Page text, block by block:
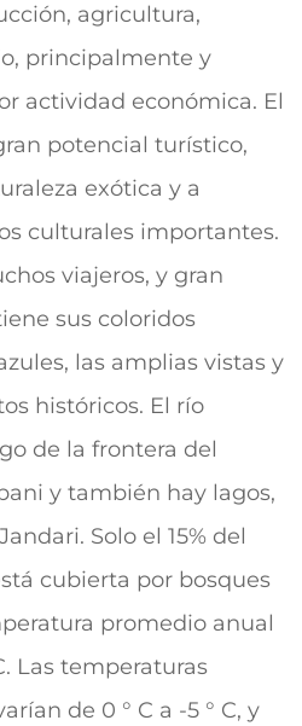
agricultura,
principalmente y
actividad económica. El
potencial turístico,
exótica y a
culturales importantes.
viajeros, y gran
sus coloridos
las amplias vistas y
históricos. El río
de la frontera del
y también hay lagos,
Solo el 15% del
cubierta por bosques
promedio anual
Las temperaturas
de 0 ° C a -5 ° C, y